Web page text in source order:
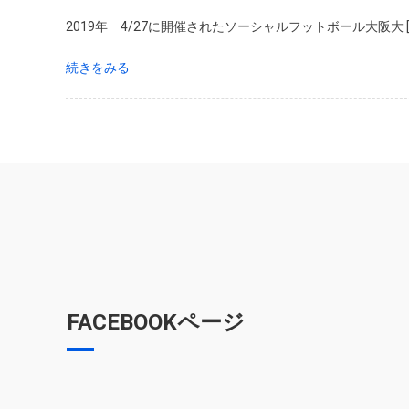
2019年 4/27に開催されたソーシャルフットボール大阪大
続きをみる
FACEBOOKページ